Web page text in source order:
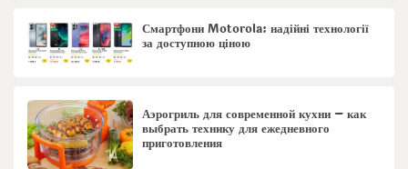
Смартфони Motorola: надійні технології
за доступною ціною
Аэрогриль для современной кухни – как
выбрать технику для ежедневного
приготовления